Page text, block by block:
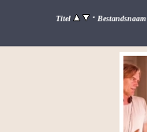
Titel • Bestandsnaam